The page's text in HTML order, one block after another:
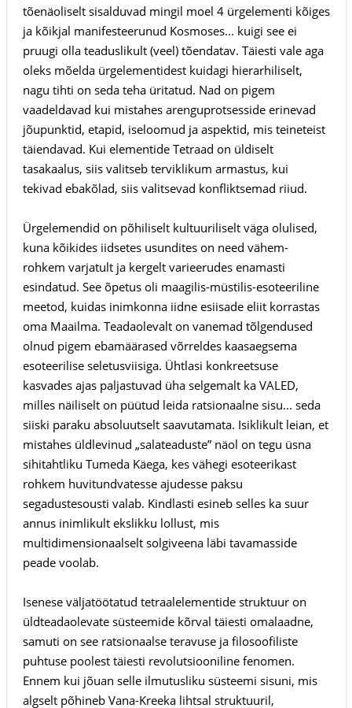
tõenäoliselt sisalduvad mingil moel 4 ürgelementi kõiges
ja kõikjal manifesteerunud Kosmoses... kuigi see ei
pruugi olla teaduslikult (veel) tõendatav. Täiesti vale aga
oleks mõelda ürgelementidest kuidagi hierarhiliselt,
nagu tihti on seda teha üritatud. Nad on pigem
vaadeldavad kui mistahes arenguprotsesside erinevad
jõupunktid, etapid, iseloomud ja aspektid, mis teineteist
täiendavad. Kui elementide Tetraad on üldiselt
tasakaalus, siis valitseb terviklikum armastus, kui
tekivad ebakõlad, siis valitsevad konfliktsemad riiud.
Ürgelemendid on põhiliselt kultuuriliselt väga olulised,
kuna kõikides iidsetes usundites on need vähem-
rohkem varjatult ja kergelt varieerudes enamasti
esindatud. See õpetus oli maagilis-müstilis-esoteeriline
meetod, kuidas inimkonna iidne esiisade eliit korrastas
oma Maailma. Teadaolevalt on vanemad tõlgendused
olnud pigem ebamäärased võrreldes kaasaegsema
esoteerilise seletusviisiga. Ühtlasi konkreetsuse
kasvades ajas paljastuvad üha selgemalt ka VALED,
milles näiliselt on püütud leida ratsionaalne sisu... seda
siiski paraku absoluutselt saavutamata. Isiklikult leian, et
mistahes üldlevinud „salateaduste” näol on tegu üsna
sihitahtliku Tumeda Käega, kes vähegi esoteerikast
rohkem huvitundvatesse ajudesse paksu
segadustesousti valab. Kindlasti esineb selles ka suur
annus inimlikult ekslikku lollust, mis
multidimensionaalselt solgiveena läbi tavamasside
peade voolab.
Isenese väljatöötatud tetraalelementide struktuur on
üldteadaolevate süsteemide kõrval täiesti omalaadne,
samuti on see ratsionaalse teravuse ja filosoofiliste
puhtuse poolest täiesti revolutsiooniline fenomen.
Ennem kui jõuan selle ilmutusliku süsteemi sisuni, mis
algselt põhineb Vana-Kreeka lihtsal struktuuril,